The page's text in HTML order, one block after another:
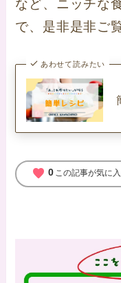
など、ニッチな
で、是非是非ご
あわせて読みたい
favorite 0 この記事が気に